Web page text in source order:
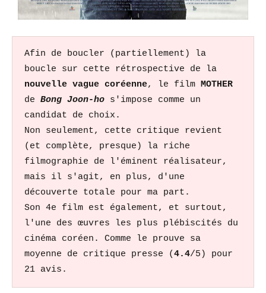
Afin de boucler (partiellement) la
boucle sur cette rétrospective de la
nouvelle vague coréenne, le film
de Bong Joon-ho s'impose comme un
candidat de choix.
Non seulement, cette critique revient
(et complète, presque) la riche
filmographie de l'éminent réalisateur,
mais il s'agit, en plus, d'une
découverte totale pour ma part.
Son 4e film est également, et surtout,
l'une des œuvres les plus plébiscités du
cinéma coréen. Comme le prouve sa
moyenne de critique presse (4.4/5) pour
21 avis.